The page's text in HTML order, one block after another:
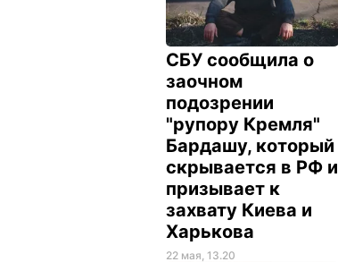
СБУ сообщила о
заочном
подозрении
"рупору Кремля"
Бардашу, который
скрывается в РФ и
призывает к
захвату Киева и
Харькова
22 мая, 13.20